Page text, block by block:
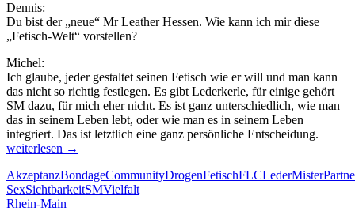
Dennis:
Du bist der „neue“ Mr Leather Hessen. Wie kann ich mir diese
„Fetisch-Welt“ vorstellen?
Michel:
Ich glaube, jeder gestaltet seinen Fetisch wie er will und man kann
das nicht so richtig festlegen. Es gibt Lederkerle, für einige gehört
SM dazu, für mich eher nicht. Es ist ganz unterschiedlich, wie man
das in seinem Leben lebt, oder wie man es in seinem Leben
integriert. Das ist letztlich eine ganz persönliche Entscheidung.
Mr.
weiterlesen →
AkzeptanzBondageCommunityDrogenFetischFLCLederMister
SexSichtbarkeitSMVielfalt
Rhein-Main